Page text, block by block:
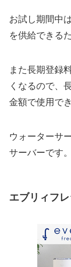
お試し期間中
を供給できる
また長期登録
くなるので、
金額で使用で
ウォーターサ
サーバーです。
エブリィフ